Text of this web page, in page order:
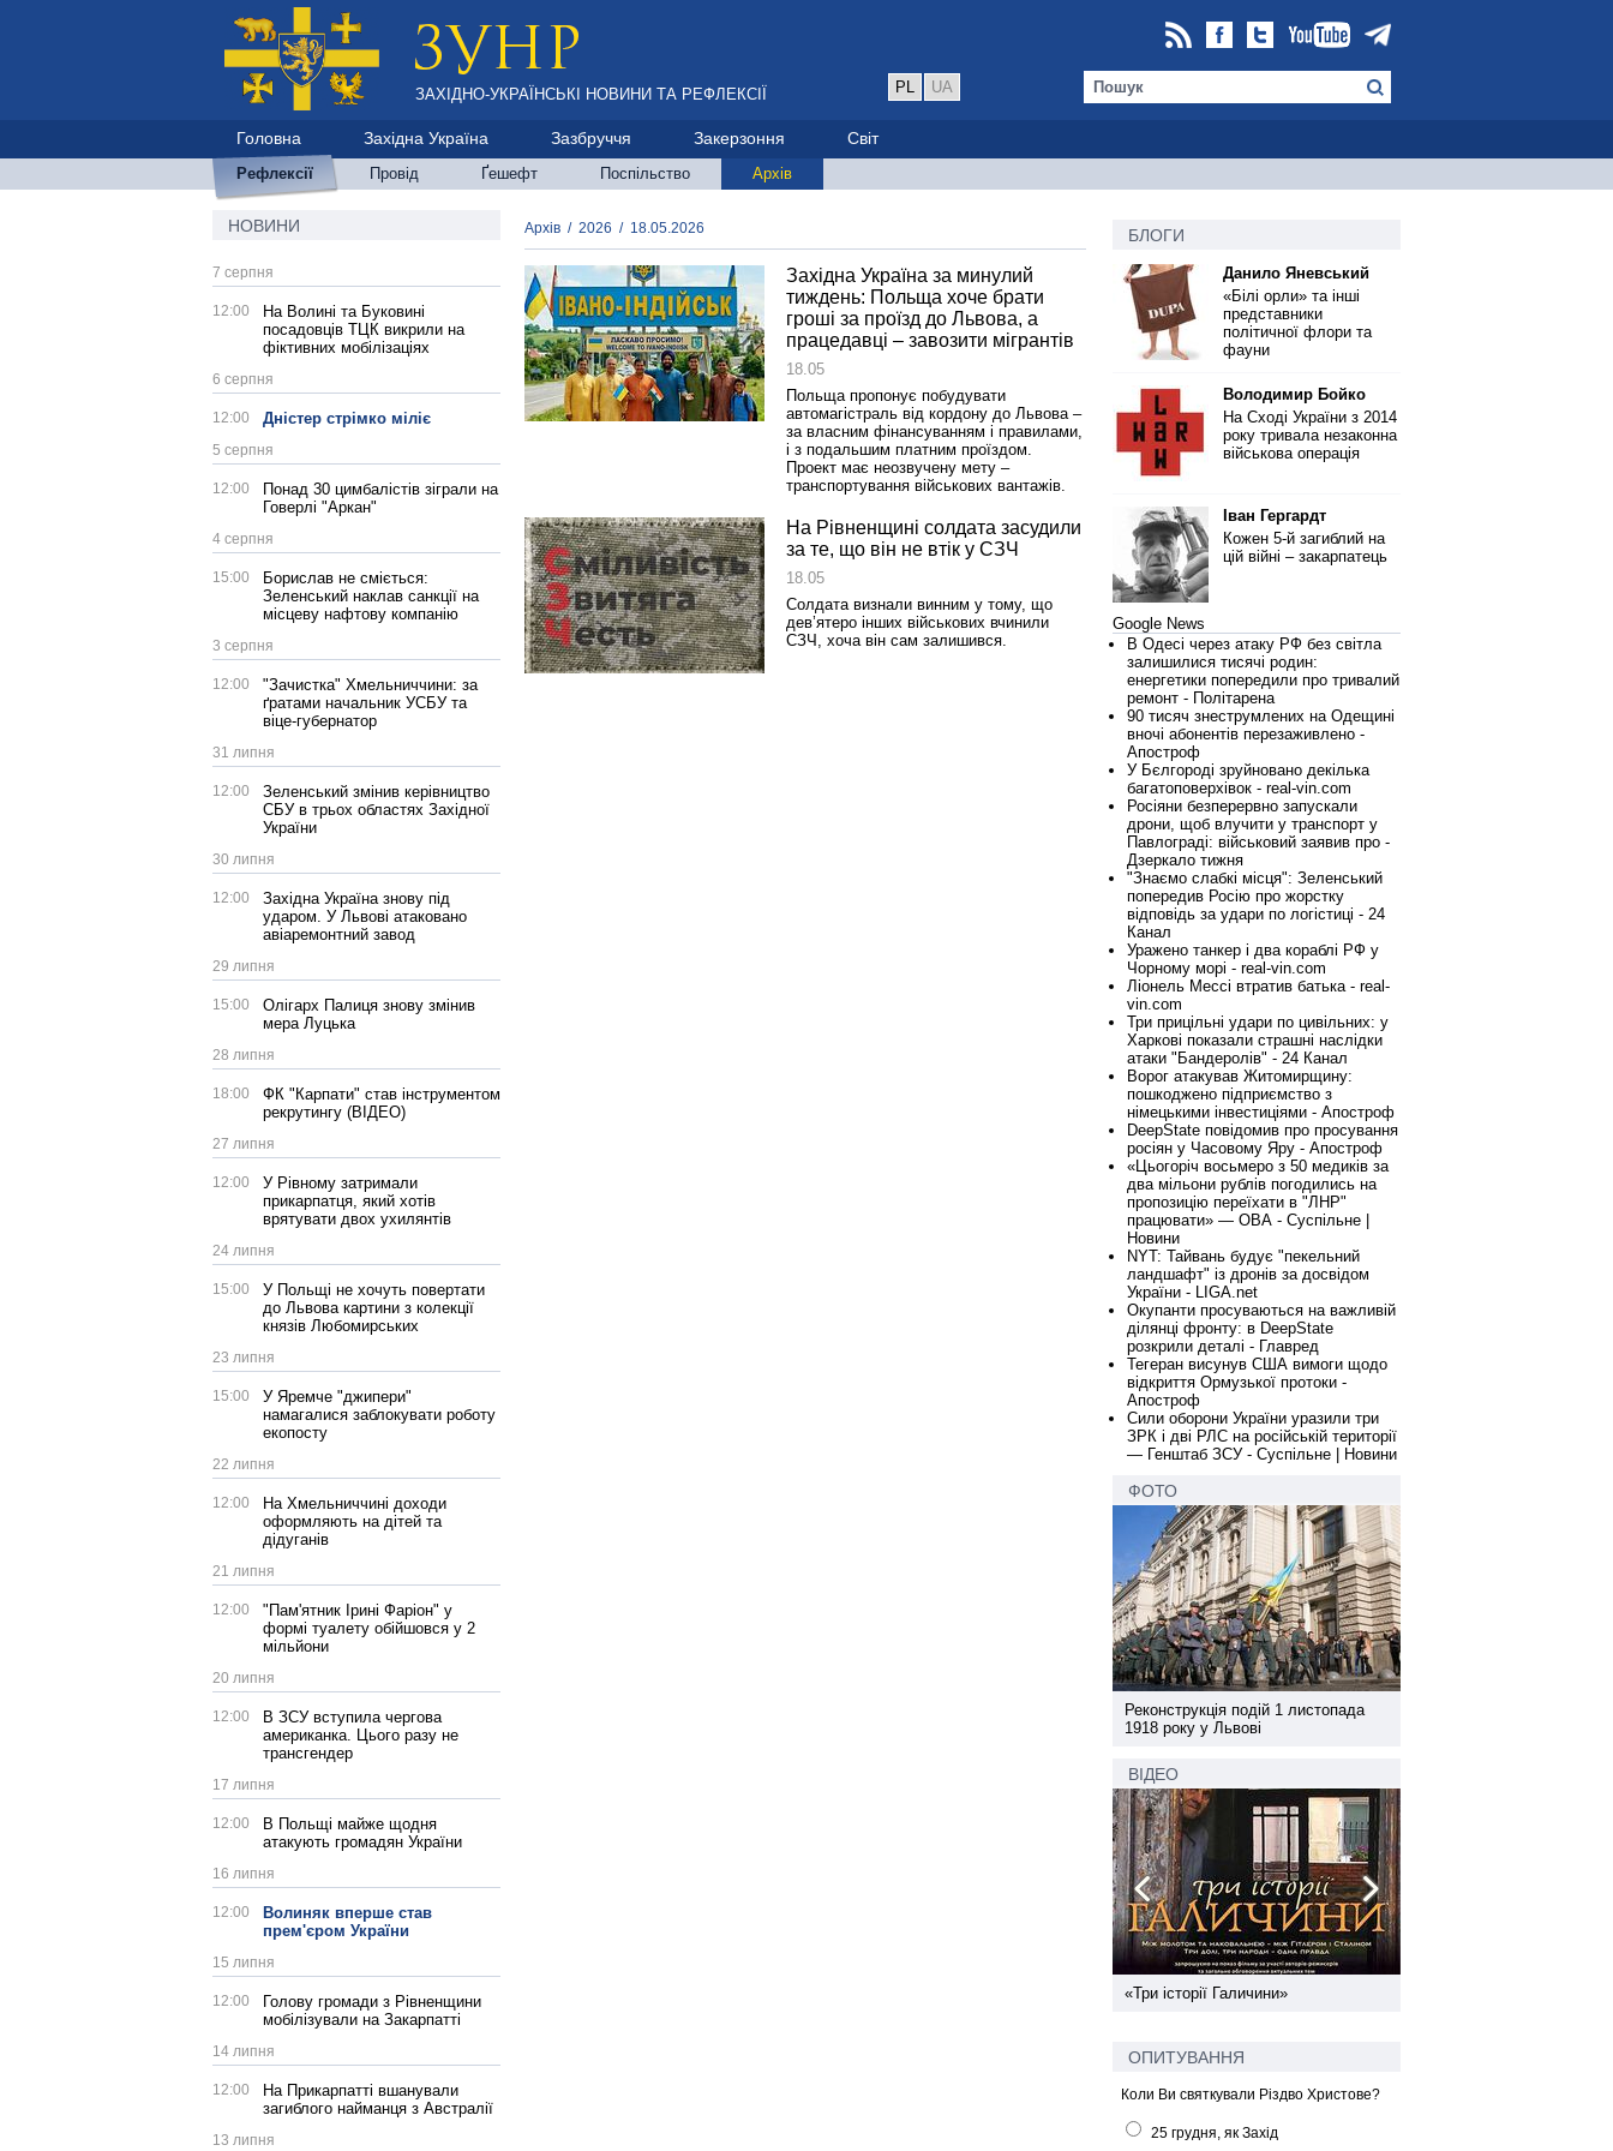
ЗАХІДНО-УКРАЇНСЬКІ НОВИНИ ТА РЕФЛЕКСІЇ PL UA
Головна Західна Україна Зазбруччя Закерзоння Світ
Рефлексії Провід Ґешефт Поспільство Архів
НОВИНИ
7 серпня
12:00
На Волині та Буковині
посадовців ТЦК викрили на
фіктивних мобілізаціях
6 серпня
12:00 Дністер стрімко міліє
5 серпня
12:00
Понад 30 цимбалістів зіграли на
Говерлі "Аркан"
4 серпня
15:00
Борислав не сміється:
Зеленський наклав санкції на
місцеву нафтову компанію
3 серпня
12:00
"Зачистка" Хмельниччини: за
ґратами начальник УСБУ та
віце-губернатор
31 липня
12:00
Зеленський змінив керівництво
СБУ в трьох областях Західної
України
30 липня
12:00
Західна Україна знову під
ударом. У Львові атаковано
авіаремонтний завод
29 липня
15:00
Олігарх Палиця знову змінив
мера Луцька
28 липня
18:00
ФК "Карпати" став інструментом
рекрутингу (ВІДЕО)
27 липня
12:00
У Рівному затримали
прикарпатця, який хотів
врятувати двох ухилянтів
24 липня
15:00
У Польщі не хочуть повертати
до Львова картини з колекції
князів Любомирських
23 липня
15:00
У Яремче "джипери"
намагалися заблокувати роботу
екопосту
22 липня
12:00
На Хмельниччині доходи
оформляють на дітей та
дідуганів
21 липня
12:00
"Пам'ятник Ірині Фаріон" у
формі туалету обійшовся у 2
мільйони
20 липня
12:00
В ЗСУ вступила чергова
американка. Цього разу не
трансгендер
17 липня
12:00
В Польщі майже щодня
атакують громадян України
16 липня
12:00
Волиняк вперше став
прем'єром України
15 липня
12:00
Голову громади з Рівненщини
мобілізували на Закарпатті
14 липня
12:00
На Прикарпатті вшанували
загиблого найманця з Австралії
13 липня
Архів / 2026 / 18.05.2026
Західна Україна за минулий
тиждень: Польща хоче брати
гроші за проїзд до Львова, а
працедавці – завозити мігрантів
18.05
Польща пропонує побудувати
автомагістраль від кордону до Львова –
за власним фінансуванням і правилами,
і з подальшим платним проїздом.
Проект має неозвучену мету –
транспортування військових вантажів.
На Рівненщині солдата засудили
за те, що він не втік у СЗЧ
18.05
Солдата визнали винним у тому, що
дев’ятеро інших військових вчинили
СЗЧ, хоча він сам залишився.
БЛОГИ
Данило Яневський
«Білі орли» та інші
представники
політичної флори та
фауни
Володимир Бойко
На Сході України з 2014
року тривала незаконна
військова операція
Іван Гергардт
Кожен 5-й загиблий на
цій війні – закарпатець
Google News
В Одесі через атаку РФ без світла
залишилися тисячі родин:
енергетики попередили про тривалий
ремонт - Політарена
90 тисяч знеструмлених на Одещині
вночі абонентів перезаживлено -
Апостроф
У Бєлгороді зруйновано декілька
багатоповерхівок - real-vin.com
Росіяни безперервно запускали
дрони, щоб влучити у транспорт у
Павлограді: військовий заявив про -
Дзеркало тижня
"Знаємо слабкі місця": Зеленський
попередив Росію про жорстку
відповідь за удари по логістиці - 24
Канал
Уражено танкер і два кораблі РФ у
Чорному морі - real-vin.com
Ліонель Мессі втратив батька - real-
vin.com
Три прицільні удари по цивільних: у
Харкові показали страшні наслідки
атаки "Бандеролів" - 24 Канал
Ворог атакував Житомирщину:
пошкоджено підприємство з
німецькими інвестиціями - Апостроф
DeepState повідомив про просування
росіян у Часовому Яру - Апостроф
«Цьогоріч восьмеро з 50 медиків за
два мільони рублів погодились на
пропозицію переїхати в "ЛНР"
працювати» — ОВА - Суспільне |
Новини
NYT: Тайвань будує "пекельний
ландшафт" із дронів за досвідом
України - LIGA.net
Окупанти просуваються на важливій
ділянці фронту: в DeepState
розкрили деталі - Главред
Тегеран висунув США вимоги щодо
відкриття Ормузької протоки -
Апостроф
Сили оборони України уразили три
ЗРК і дві РЛС на російській території
— Генштаб ЗСУ - Суспільне | Новини
ФОТО
Реконструкція подій 1 листопада
1918 року у Львові
ВІДЕО
«Три історії Галичини»
ОПИТУВАННЯ
Коли Ви святкували Різдво Христове?
25 грудня, як Захід